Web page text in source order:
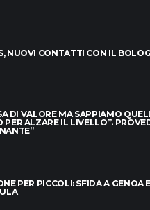
NUOVI CONTATTI CON IL
DI VALORE MA SAPPIAMO
ALZARE IL LIVELLO”.
PER PICCOLI: SFIDA A GENOA E